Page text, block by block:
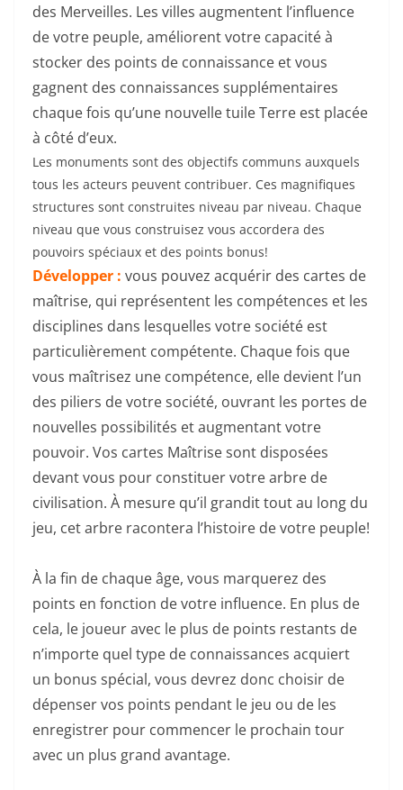
des Merveilles. Les villes augmentent l’influence
de votre peuple, améliorent votre capacité à
stocker des points de connaissance et vous
gagnent des connaissances supplémentaires
chaque fois qu’une nouvelle tuile Terre est placée
à côté d’eux.
Les monuments sont des objectifs communs auxquels
tous les acteurs peuvent contribuer. Ces magnifiques
structures sont construites niveau par niveau. Chaque
niveau que vous construisez vous accordera des
pouvoirs spéciaux et des points bonus!
Développer : vous pouvez acquérir des cartes de
maîtrise, qui représentent les compétences et les
disciplines dans lesquelles votre société est
particulièrement compétente. Chaque fois que
vous maîtrisez une compétence, elle devient l’un
des piliers de votre société, ouvrant les portes de
nouvelles possibilités et augmentant votre
pouvoir. Vos cartes Maîtrise sont disposées
devant vous pour constituer votre arbre de
civilisation. À mesure qu’il grandit tout au long du
jeu, cet arbre racontera l’histoire de votre peuple!
À la fin de chaque âge, vous marquerez des
points en fonction de votre influence. En plus de
cela, le joueur avec le plus de points restants de
n’importe quel type de connaissances acquiert
un bonus spécial, vous devrez donc choisir de
dépenser vos points pendant le jeu ou de les
enregistrer pour commencer le prochain tour
avec un plus grand avantage.